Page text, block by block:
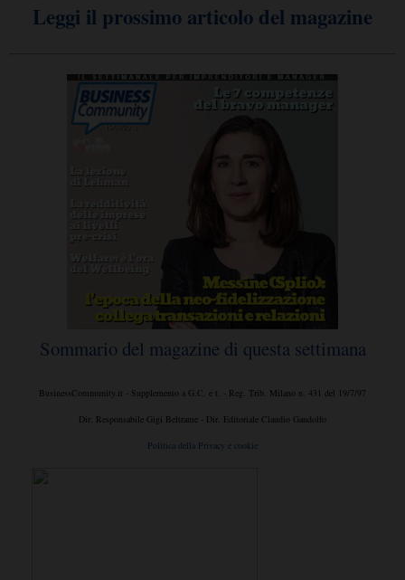
Leggi il prossimo articolo del magazine
Sommario del magazine di questa settimana
BusinessCommunity.it - Supplemento a G.C. e t. - Reg. Trib. Milano n. 431 del 19/7/97
Dir. Responsabile Gigi Beltrame - Dir. Editoriale Claudio Gandolfo
Politica della Privacy e cookie